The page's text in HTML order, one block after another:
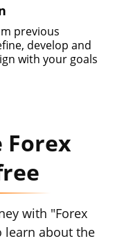
previous
develop and
with your goals
Forex
with "Forex
learn about the